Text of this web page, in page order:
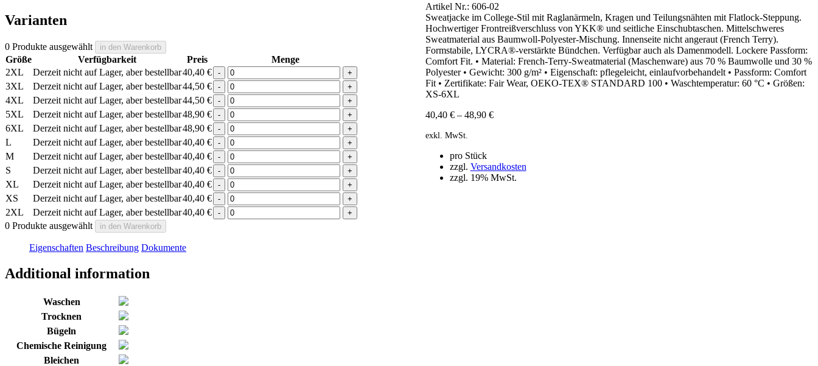
Artikel Nr.: 606-02
Sweatjacke im College-Stil mit Raglanärmeln, Kragen und Teilungsnähten mit Flatlock-Steppung.
Hochwertiger Frontreißverschluss von YKK® und seitliche Einschubtaschen. Mittelschweres
Sweatmaterial aus Baumwoll-Polyester-Mischung. Innenseite nicht angeraut (French Terry).
Formstabile, LYCRA®-verstärkte Bündchen. Verfügbar auch als Damenmodell. Lockere Passform:
Comfort Fit. • Material: French-Terry-Sweatmaterial (Maschenware) aus 70 % Baumwolle und 30 %
Polyester • Gewicht: 300 g/m² • Eigenschaft: pflegeleicht, einlaufvorbehandelt • Passform: Comfort
Fit • Zertifikate: Fair Wear, OEKO-TEX® STANDARD 100 • Waschtemperatur: 60 °C • Größen:
XS-6XL
40,40 €– 48,90 €
exkl. MwSt.
pro Stück
zzgl. Versandkosten
zzgl. 19% MwSt.
Varianten
0 Produkte ausgewählt in den Warenkorb
Größe Verfügbarkeit Preis
Menge
2XL
Derzeit nicht auf Lager, aber bestellbar40,40 €HAKRO
Sweatjacke
College
rot
Menge
- +
3XL Derzeit nicht auf Lager, aber bestellbar44,50 €HAKRO
Sweatjacke
College
rot
Menge
- +
4XL Derzeit nicht auf Lager, aber bestellbar44,50 €HAKRO
Sweatjacke
College
rot
Menge
- +
5XL Derzeit nicht auf Lager, aber bestellbar48,90 €HAKRO
Sweatjacke
College
rot
Menge
- +
6XL Derzeit nicht auf Lager, aber bestellbar48,90 €HAKRO
Sweatjacke
College
rot
Menge
- +
L Derzeit nicht auf Lager, aber bestellbar40,40 €HAKRO
Sweatjacke
College
rot
Menge
- +
M Derzeit nicht auf Lager, aber bestellbar40,40 €HAKRO
Sweatjacke
College
rot
Menge
- +
S Derzeit nicht auf Lager, aber bestellbar40,40 €HAKRO
Sweatjacke
College
rot
Menge
- +
XL Derzeit nicht auf Lager, aber bestellbar40,40 €HAKRO
Sweatjacke
College
rot
- +
XS Derzeit nicht auf Lager, aber bestellbar40,40 €HAKRO
Sweatjacke
College
- +
2XL Derzeit nicht auf Lager, aber bestellbar40,40 €HAKRO
Sweatjacke
- +
0 Produkte ausgewählt in den Warenkorb
Eigenschaften Beschreibung Dokumente
Additional information
Waschen
Trocknen
Bügeln
Chemische Reinigung
Bleichen